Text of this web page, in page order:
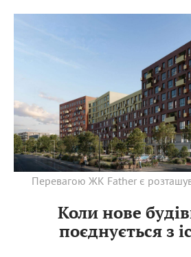
Перевагою ЖК Father є
Коли нове
поєднується з